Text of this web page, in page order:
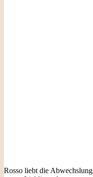
Rosso liebt die